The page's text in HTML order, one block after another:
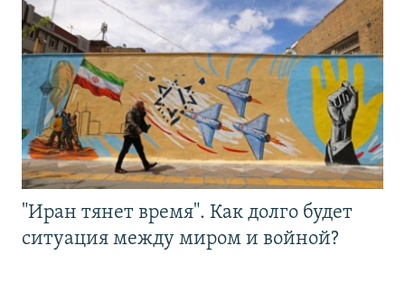
"Иран тянет время". Как долго будет
ситуация между миром и войной?